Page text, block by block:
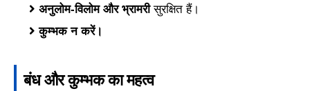
अनुलोम-विलोम और भ्रामरीसुरक्षित हैं।
कुम्भक न करें।
बंध और कुम्भक का महत्व